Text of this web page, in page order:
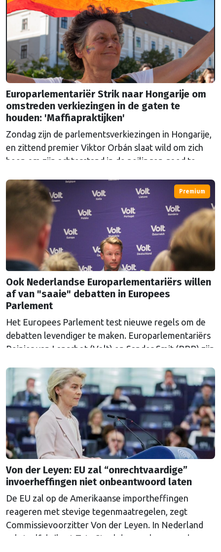
Europarlementariër Strik naar Hongarije om
omstreden verkiezingen in de gaten te
houden: 'Maffiapraktijken'
Zondag zijn de parlementsverkiezingen in Hongarije,
en zittend premier Viktor Orbán slaat wild om zich
heen om zijn achterstand in de peilingen goed te
eigen ogen zien of de verkiezingen eerlijk verlopen.
Premium
Ook Nederlandse Europarlementariërs willen
af van "saaie" debatten in Europees
Parlement
Het Europees Parlement test nieuwe regels om de
debatten levendiger te maken. Europarlementariërs
Reinier van Lanschot (Volt) en Sander Smit (BBB) zijn
Von der Leyen: EU zal “onrechtvaardige”
invoerheffingen niet onbeantwoord laten
De EU zal op de Amerikaanse importheffingen
reageren met stevige tegenmaatregelen, zegt
Commissievoorzitter Von der Leyen. In Nederland
zal staalfabrikant Tata Steel de gevolgen van de